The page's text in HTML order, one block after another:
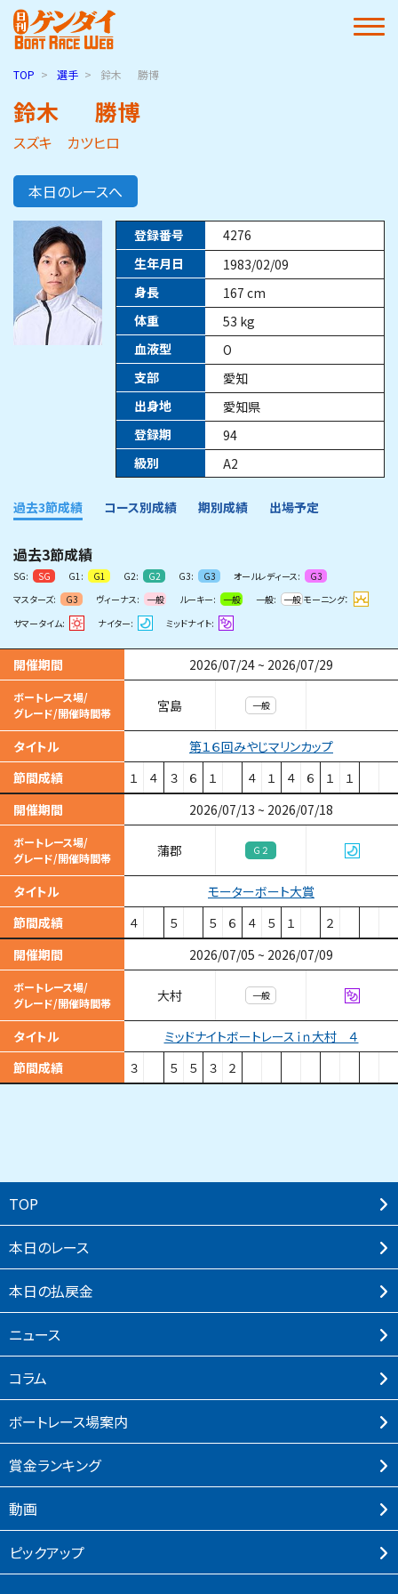
TOP 選手 鈴木 勝博
鈴木 勝博
スズキ カツヒロ
本日のレースへ
登録番号
4276
生年月日
1983/02/09
身長
167 cm
体重
53 kg
血液型
O
支部
愛知
出身地
愛知県
登録期
94
級別
A2
過去3節成績 コース別成績 期別成績 出場予定
過去3節成績
SG: SG G1: G1 G2: G2 G3: G3 オールレディース:
G3
マスターズ:
G3 ヴィーナス: 一般 ルーキー: 一般 一般: 一般 モーニング：
サマータイム:
ナイター: ミッドナイト:
開催期間 2026/07/24~ 2026/07/29
ボートレース場/
グレード/開催時間帯
宮島 一般
タイトル
第１６回みやじマリンカップ
節間成績
１ ４ ３ ６ １ ４ １ ４ ６ １ １
開催期間 2026/07/13 ~ 2026/07/18
ボートレース場/
グレード/開催時間帯
蒲郡 Ｇ２
タイトル
モーターボート大賞
節間成績
４ ５ ５ ６ ４ ５ １ ２
開催期間 2026/07/05 ~ 2026/07/09
ボートレース場/
グレード/開催時間帯
大村 一般
タイトル
ミッドナイトボートレースｉｎ大村 ４
節間成績
３ ５ ５ ３ ２
TOP
本⽇のレース
本⽇の払戻⾦
ニュース
コラム
ボートレース場案内
賞⾦ランキング
動画
ピックアップ